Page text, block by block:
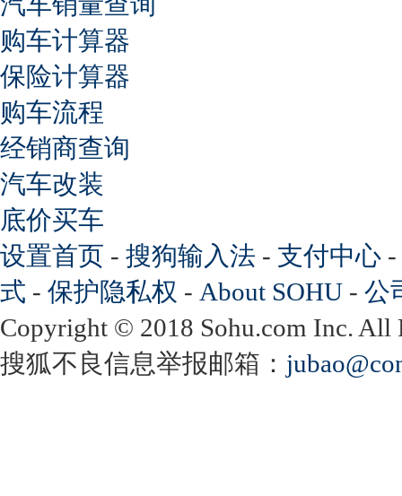
购车计算器
保险计算器
购车流程
经销商查询
汽车改装
底价买车
设置首页 - 搜狗输入法 - 支付中心 -
式 - 保护隐私权 - About SOHU - 公
Copyright © 2018 Sohu.com Inc.
搜狐不良信息举报邮箱：